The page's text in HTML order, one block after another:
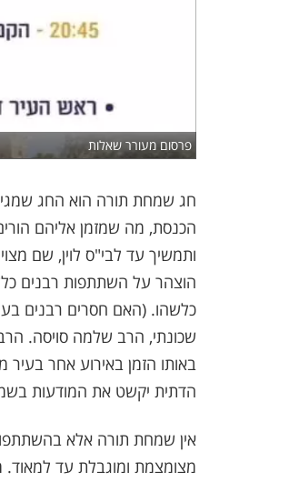
פרסום מעורר שאלות
חג שמחת תורה הוא החג
הכנסת, מה שמזמן אליהם
ותמשיך עד לבי"ס לוין, שם
הוצהר על השתתפות רבנים
כלשהו. (האם חסרים רבנים
שכונתי, הרב שלמה סויסה.
באותו הזמן באירוע אחר
הדתית יקשט את המודעות
אין שמחת תורה אלא
מצומצמת ומוגבלת עד